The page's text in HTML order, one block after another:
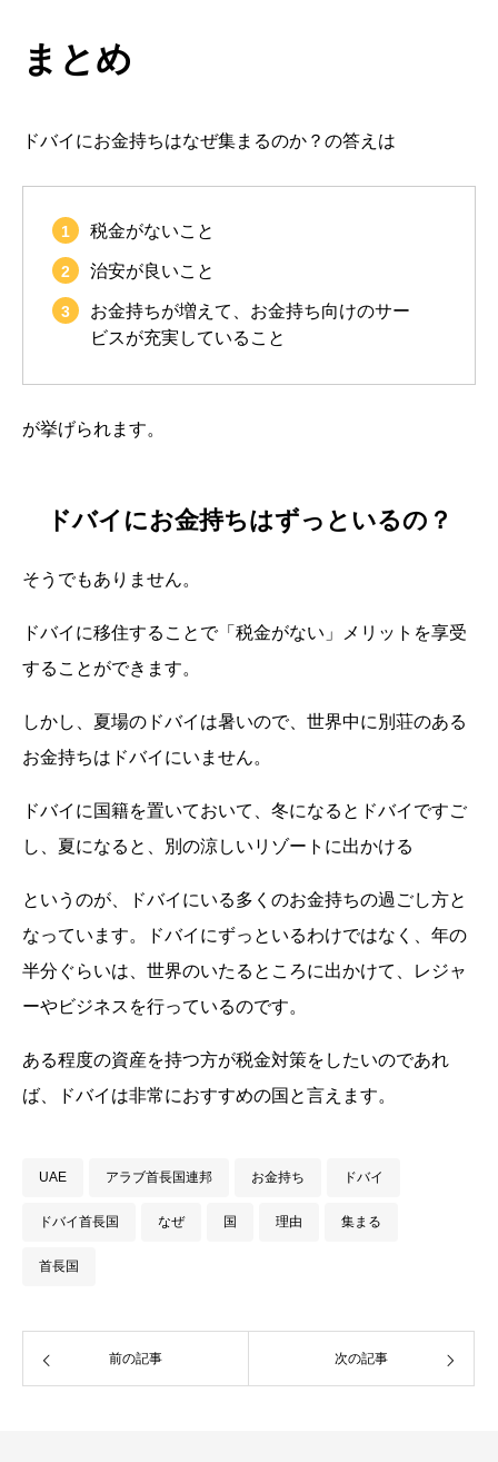
まとめ
ドバイにお金持ちはなぜ集まるのか？の答えは
税金がないこと
治安が良いこと
お金持ちが増えて、お金持ち向けのサー
ビスが充実していること
が挙げられます。
ドバイにお金持ちはずっといるの？
そうでもありません。
ドバイに移住することで「税金がない」メリットを享受
することができます。
しかし、夏場のドバイは暑いので、世界中に別荘のある
お金持ちはドバイにいません。
ドバイに国籍を置いておいて、冬になるとドバイですご
し、夏になると、別の涼しいリゾートに出かける
というのが、ドバイにいる多くのお金持ちの過ごし方と
なっています。ドバイにずっといるわけではなく、年の
半分ぐらいは、世界のいたるところに出かけて、レジャ
ーやビジネスを行っているのです。
ある程度の資産を持つ方が税金対策をしたいのであれ
ば、ドバイは非常におすすめの国と言えます。
UAE アラブ首長国連邦 お金持ち ドバイ
ドバイ首長国 なぜ 国 理由 集まる
首長国
前の記事 次の記事